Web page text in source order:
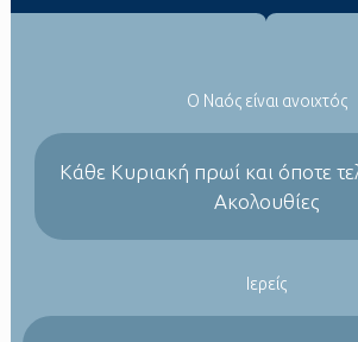
Ο Ναός είναι ανοιχτός
Kάθε Κυριακή πρωί και όποτε
Ακολουθίες
Ιερείς